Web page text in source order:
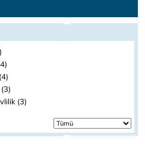
(3)
(3)